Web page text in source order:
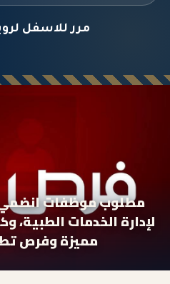
مرر للاسفل
مطلوب موظفات انضمي
لإدارة الخدمات الطبية،
مميزة وفرص